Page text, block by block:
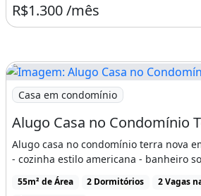
R$1.300 /mês
Imagem: Alugo Casa no
Casa em condomínio
Alugo Casa no Condomínio
Alugo casa no condomínio terra nova
- cozinha estilo americana - banheiro
55m² de Área 2 Dormitórios
2 Vagas